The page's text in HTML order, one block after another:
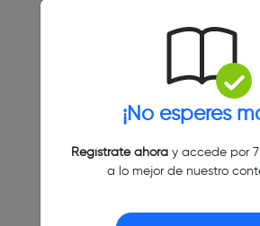
¡No esperes
Regístrate ahoray accede por
a lo mejor de nuestro